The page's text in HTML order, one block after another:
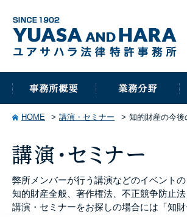
HOME 講演・セミナー 知的財産の今
弊所メンバーが行う講演などのイベント
知的財産全般、著作権法、不正競争防止
講演・セミナーをお探しの場合には「知